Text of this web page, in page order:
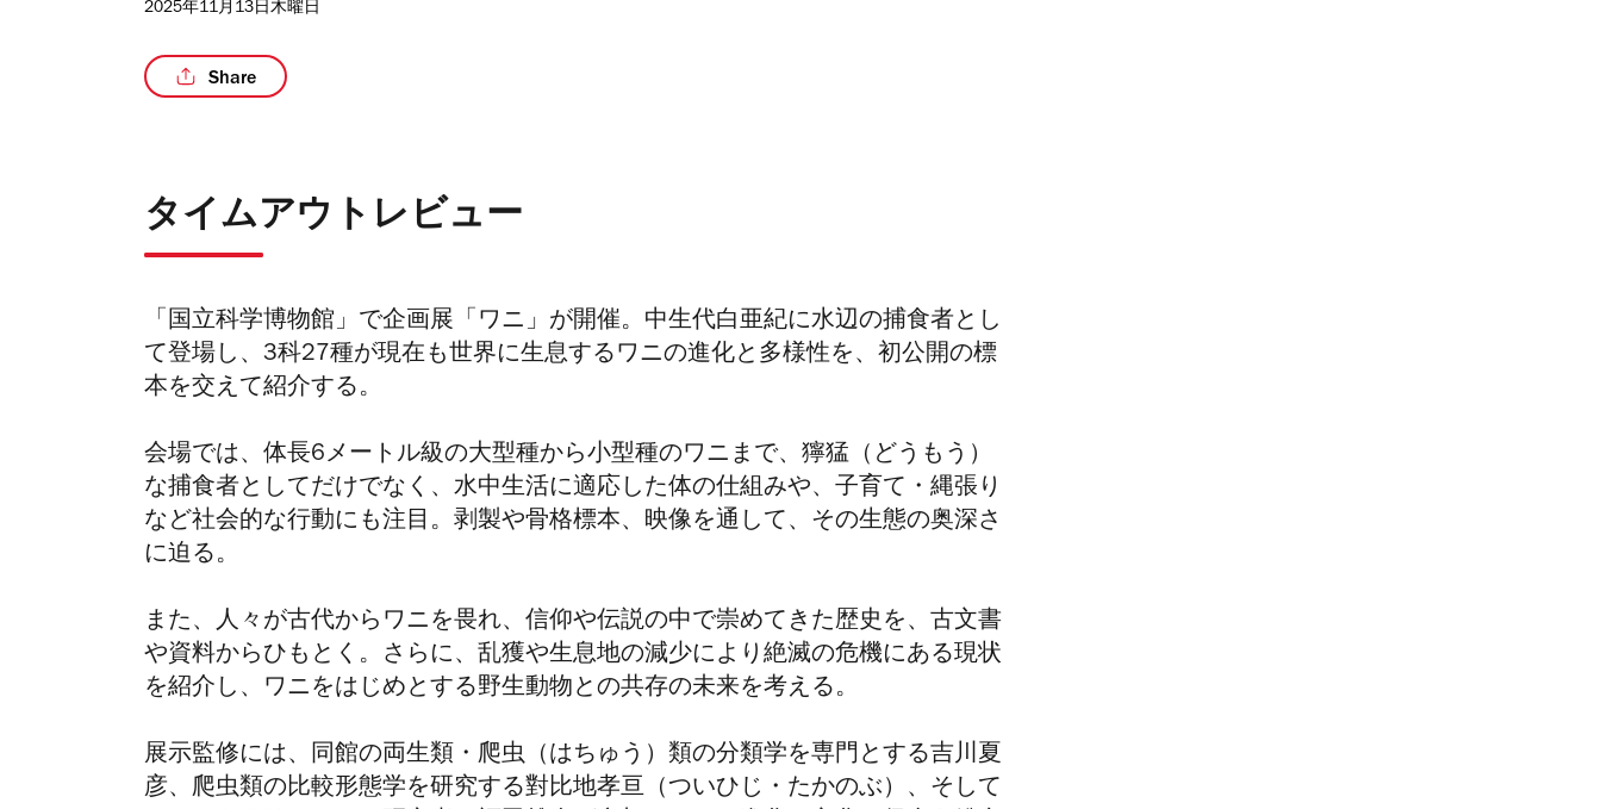
2025年11月13日木曜日
Share
タイムアウトレビュー
「国立科学博物館」で企画展「ワニ」が開催。中生代白亜紀に水辺の捕食者とし
て登場し、 3科27種が現在も世界に生息するワニの進化と多様性を、初公開の標
本を交えて紹介する。
会場では、体長6メートル級の大型種から小型種のワニまで、 獰猛（どうもう）
な捕食者としてだけでなく、水中生活に適応した体の仕組みや、子育て・縄張り
など社会的な行動にも注目。剥製や骨格標本、映像を通して、その生態の奥深さ
に迫る。
また、人々が古代からワニを畏れ、信仰や伝説の中で崇めてきた歴史を、古文書
や資料からひもとく。さらに、乱獲や生息地の減少により絶滅の危機にある現状
を紹介し、ワニをはじめとする野生動物との共存の未来を考える。
展示監修には、同館の両生類・ 爬虫（はちゅう）類の分類学を専門とする吉川夏
彦、爬虫類の比較形態学を研究する對比地孝亘（ついひじ・たかのぶ） 、そして